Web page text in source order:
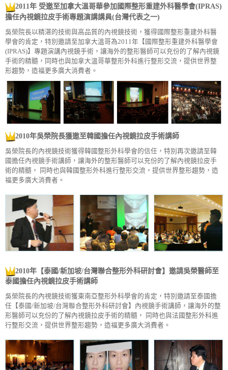
2011年 受邀至加拿大溫哥華參加國際整形重建外科醫學會(IPRAS)
擔任內視鏡拉皮手術專題演講講員(台灣代表之一)
吳榮院長以精湛的技術與高品質的內視鏡技術，獲得國際整形重建外科醫
學會的肯定，特別邀請至加拿大溫哥為2011年【國際整形重建外科醫學會
(IPRAS)】專題演講內視鏡手術，讓海外的整形醫師可以充份的了解內視鏡
手術的精髓，同時也與加拿大溫哥華整形外科進行整形交流，提供世界整
形趨勢，造福更多廣大消費者。
2010年吳榮院長獲邀至韓國擔任內視鏡拉皮手術講師
吳榮院長的內視鏡技術獲得韓國整形外科學會的信任，特別再次邀請至韓
國擔任內視鏡手術講師，讓海外的整形醫師可以充份的了解內視鏡拉皮手
術的精髓， 同時也與韓國整形外科進行整形交流，提供世界整形趨勢，造
福更多廣大消費者。
2010年【泰國/新加坡/台灣聯合整形外科研討會】邀請吳榮醫師至
泰國擔任內視鏡拉皮手術講師
吳榮院長的內視鏡技術獲東南亞整形外科學會的肯定，特別邀請至泰國擔
任【泰國/新加坡/台灣聯合整形外科研討會】內視鏡手術講師，讓海外的整
形醫師可以充份的了解內視鏡拉皮手術的精髓， 同時也與法國整形外科進
行整形交流，提供世界整形趨勢，造福更多廣大消費者。